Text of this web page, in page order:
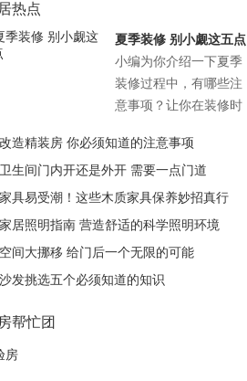
热点
夏季装修 别小觑这五点
小编为你介绍一下夏季
装修过程中，有哪些注
意事项？让你在装修时
观又实用的家居。
情】
改造精装房 你必须知道的注意事项
卫生间门内开还是外开 需要一点门道
家具易受潮！这些木质家具保养妙招真行
家居照明指南 营造舒适的科学照明环境
空间大挪移 给门后一个无限的可能
沙发挑选五个必须知道的知识
帮忙团